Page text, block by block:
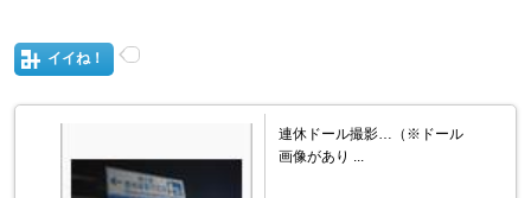
イイね！
連休ドール撮影…（※ドール
画像があり ...